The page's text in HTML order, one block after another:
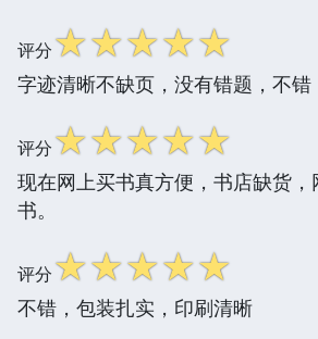
评分☆☆☆☆☆
字迹清晰不缺页，没有错题，不错
评分☆☆☆☆☆
现在网上买书真方便，书店缺货
书。
评分☆☆☆☆☆
不错，包装扎实，印刷清晰